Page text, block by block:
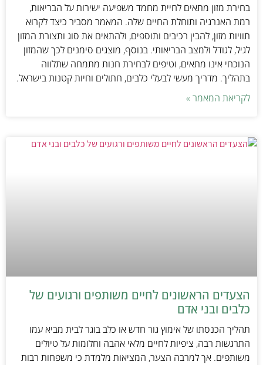
בחירת מזון מתאים לחיית מחמד משפיעה ישירות על הבריאות,
רמת האנרגיה ותוחלת החיים שלה. המאמר מסביר כיצד לקרוא
תוויות מזון, להבין רכיבים ותוספים, ולהתאים את סוג ותצורת המזון
לגיל, לגודל ולמצב הבריאותי. בנוסף, מוצגים סימנים לכך שהמזון
הנוכחי אינו מתאים, וטיפים לבחירת חנות מתמחה שתלווה
בתהליך. מדריך מעשי לבעלי כלבים, חתולים וחיות קטנות בישראל.
לקריאת המאמר »
הצעדים הראשונים לחיים משותפים ורגועים של
כלבים ובני אדם
תהליך הכנסתו של אימוץ גור חדש או כלב בוגר לבית מביא עמו
התרגשות רבה, ציפיות לחיים מלאי אהבה וחלומות על טיולים
משותפים. אך למרבה הצער, המציאות מלמדת כי משפחות רבות